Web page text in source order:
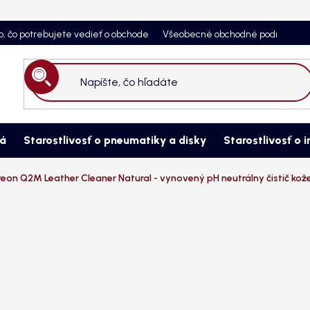
čo potrebujete vedieť o obchode Všeobecné obchodné podmienky
Hľadať
Starostlivosť o pneumatiky a disky Starostlivosť o
Q2M Leather Cleaner Natural - vynovený pH neutrálny čistič